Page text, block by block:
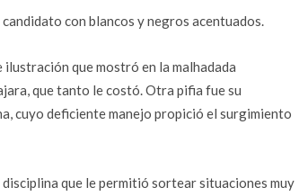
con blancos y negros acentuados.
que mostró en la malhadada
que tanto le costó. Otra pifia fue su
cuyo deficiente manejo propició el surgimiento
que le permitió sortear situaciones muy